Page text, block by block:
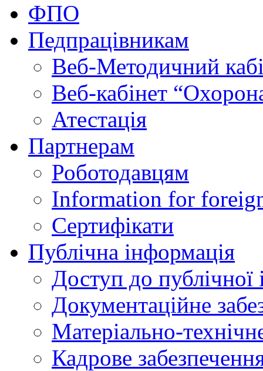
ФПО
Педпрацівникам
Веб-Методичний
Веб-кабінет
Атестація
Партнерам
Роботодавцям
Information for
Сертифікати
Публічна інформація
Доступ до публічної
Документаційне
Матеріально-
Кадрове